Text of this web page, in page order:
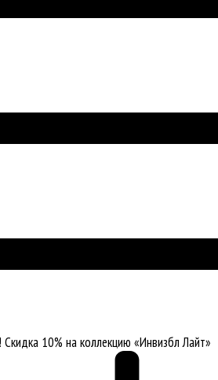
Скидка 10% на коллекцию «Инвизбл Лайт»